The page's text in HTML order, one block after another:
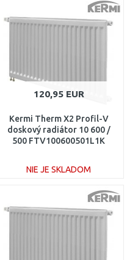
DO KOŠÍKA
Porovnať
120,95 EUR
Kermi Therm X2 Profil-V
doskový radiátor 10 600 /
500 FTV100600501L1K
NIE JE SKLADOM
DO KOŠÍKA
Porovnať